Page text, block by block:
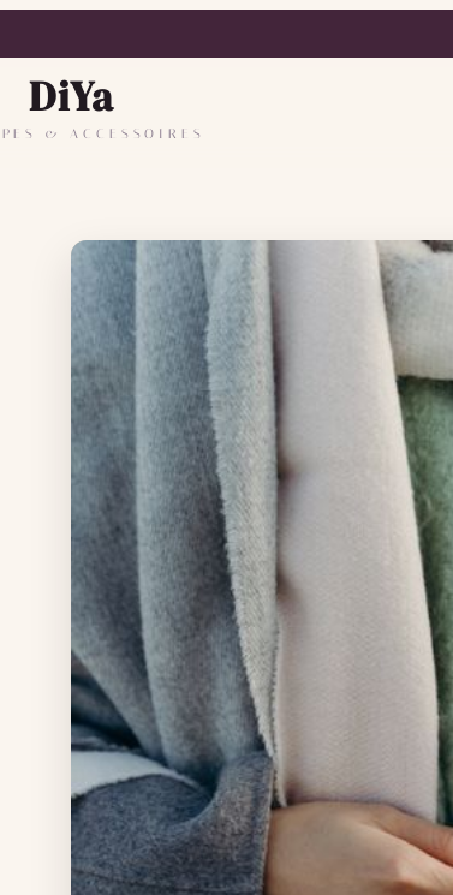
DiYa
& ACCESSOIRES